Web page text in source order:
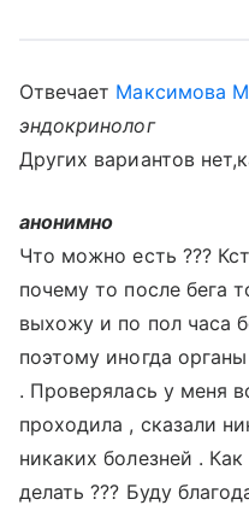
Отвечает Максимова
эндокринолог
Других вариантов
анонимно
Что можно есть ???
почему то после бега
выхожу и по пол часа
поэтому иногда
. Проверялась у меня
проходила , сказали
никаких болезней .
делать ??? Буду